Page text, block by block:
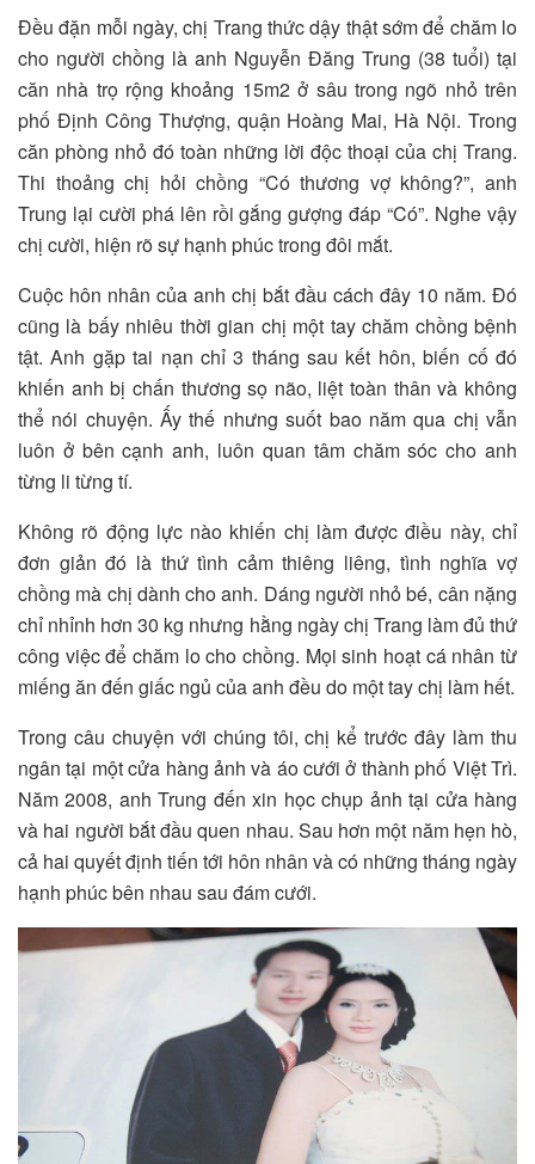
Đều đặn mỗi ngày, chị Trang thức dậy thật sớm để chăm lo
cho người chồng là anh Nguyễn Đăng Trung (38 tuổi) tại
căn nhà trọ rộng khoảng 15m2 ở sâu trong ngõ nhỏ trên
phố Định Công Thượng, quận Hoàng Mai, Hà Nội. Trong
căn phòng nhỏ đó toàn những lời độc thoại của chị Trang.
Thi thoảng chị hỏi chồng “Có thương vợ không?”, anh
Trung lại cười phá lên rồi gắng gượng đáp “Có”. Nghe vậy
chị cười, hiện rõ sự hạnh phúc trong đôi mắt.
Cuộc hôn nhân của anh chị bắt đầu cách đây 10 năm. Đó
cũng là bấy nhiêu thời gian chị một tay chăm chồng bệnh
tật. Anh gặp tai nạn chỉ 3 tháng sau kết hôn, biến cố đó
khiến anh bị chấn thương sọ não, liệt toàn thân và không
thể nói chuyện. Ấy thế nhưng suốt bao năm qua chị vẫn
luôn ở bên cạnh anh, luôn quan tâm chăm sóc cho anh
từng li từng tí.
Không rõ động lực nào khiến chị làm được điều này, chỉ
đơn giản đó là thứ tình cảm thiêng liêng, tình nghĩa vợ
chồng mà chị dành cho anh. Dáng người nhỏ bé, cân nặng
chỉ nhỉnh hơn 30 kg nhưng hằng ngày chị Trang làm đủ thứ
công việc để chăm lo cho chồng. Mọi sinh hoạt cá nhân từ
miếng ăn đến giấc ngủ của anh đều do một tay chị làm hết.
Trong câu chuyện với chúng tôi, chị kể trước đây làm thu
ngân tại một cửa hàng ảnh và áo cưới ở thành phố Việt Trì.
Năm 2008, anh Trung đến xin học chụp ảnh tại cửa hàng
và hai người bắt đầu quen nhau. Sau hơn một năm hẹn hò,
cả hai quyết định tiến tới hôn nhân và có những tháng ngày
hạnh phúc bên nhau sau đám cưới.